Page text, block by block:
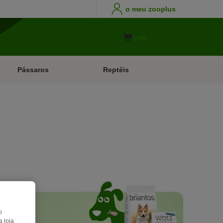
o meu zooplus
Pássaros Reptéis
loja